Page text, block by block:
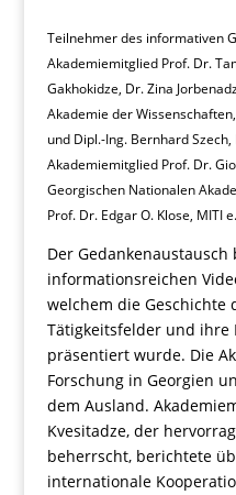
Teilnehmer des informativen
Akademiemitglied Prof. Dr.
Gakhokidze, Dr. Zina
Akademie der
und Dipl.-Ing. Bernhard
Akademiemitglied Prof. Dr.
Georgischen Nationalen
Prof. Dr. Edgar O. Klose, MITI
Der
informationsreichen
welchem die Geschichte
Tätigkeitsfelder und ihre
präsentiert wurde. Die
Forschung in Georgien
dem Ausland.
Kvesitadze, der
beherrscht, berichtete
internationale